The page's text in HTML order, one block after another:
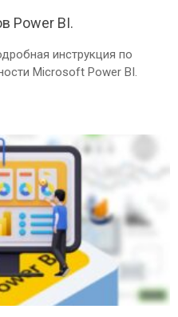
Power BI.
инструкция по
Microsoft Power BI.